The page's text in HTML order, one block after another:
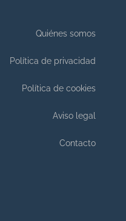
Quiénes somos
Política de privacidad
Política de cookies
Aviso legal
Contacto